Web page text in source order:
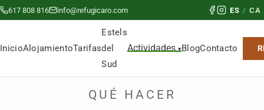
617 808 816 info@refugicaro.com ES / CA
InicioAlojamientoTarifas
Estels
del
Sud
Actividades BlogContacto
QUÉ HACER